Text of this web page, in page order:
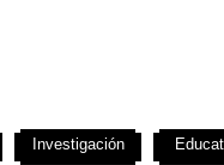
Investigación